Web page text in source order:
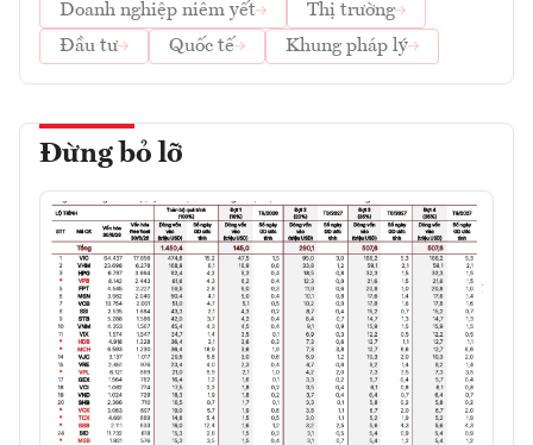
Doanh nghiệp niêm yết
Thị trường
Đầu tư
Quốc tế Khung pháp lý
Đừng bỏ lỡ